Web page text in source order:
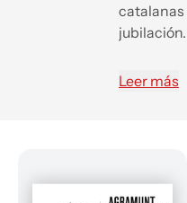
catalanas
libros
Leer más